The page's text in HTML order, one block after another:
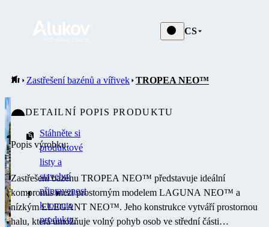
CS
Zastřešení bazénů a vířivek TROPEA NEO™
Stáhněte si
produktové
listy a
stavební
připravenost
k tomuto
produktu.
DETAILNÍ POPIS PRODUKTU
Popis výrobku:
Zastřešení bazénu TROPEA NEO™ představuje ideální
kompromis mezi prostorným modelem LAGUNA NEO™ a
nízkým ELEGANT NEO™. Jeho konstrukce vytváří prostornou
halu, která umožňuje volný pohyb osob ve střední části